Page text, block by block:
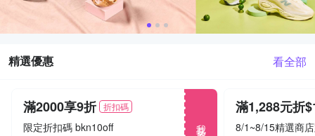
精選優惠 看全部
滿2000享9折 折扣碼
限定折扣碼 bkn10off